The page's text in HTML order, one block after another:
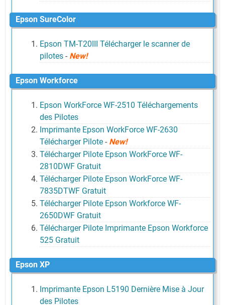
Epson SureColor
Epson TM-T20III Télécharger le scanner de
pilotes - New!
Epson Workforce
Epson WorkForce WF-2510 Téléchargements
des Pilotes
Imprimante Epson WorkForce WF-2630
Télécharger Pilote - New!
Télécharger Pilote Epson WorkForce WF-
2810DWF Gratuit
Télécharger Pilote Epson WorkForce WF-
7835DTWF Gratuit
Télécharger Pilote Epson Workforce WF-
2650DWF Gratuit
Télécharger Pilote Imprimante Epson Workforce
525 Gratuit
Epson XP
Imprimante Epson L5190 Dernière Mise à Jour
des Pilotes